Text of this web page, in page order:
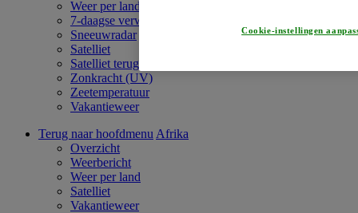
Weer per land
7-daagse verwachting
Sneeuwradar
Satelliet
Satelliet terugkijken
Zonkracht (UV)
Zeetemperatuur
Vakantieweer
Terug naar hoofdmenu Afrika
Overzicht
Weerbericht
Weer per land
Satelliet
Vakantieweer
Cookie-instellingen